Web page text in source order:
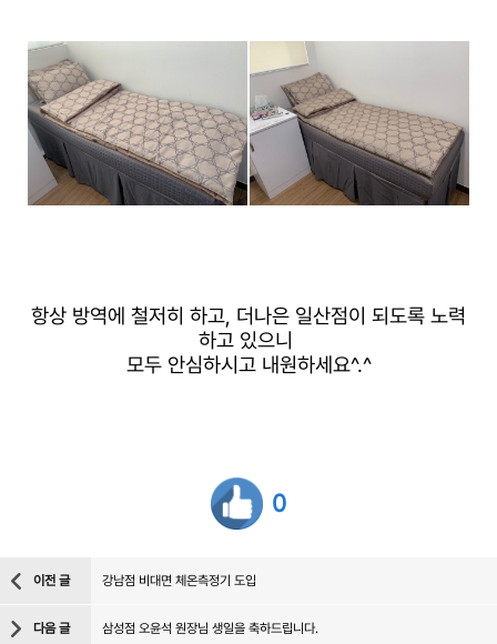
항상 방역에 철저히 하고, 더나은 일산점이 되도록 노력
하고 있으니
모두 안심하시고 내원하세요^.^
0
이전 글 강남점 비대면 체온측정기 도입
다음 글 삼성점 오윤석 원장님 생일을 축하드립니다.